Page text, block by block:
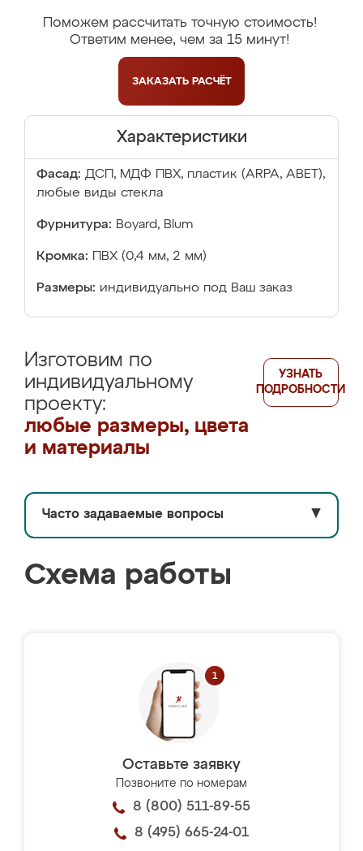
Поможем рассчитать точную стоимость!
Ответим менее, чем за 15 минут!
ЗАКАЗАТЬ РАСЧЁТ
Характеристики
Фасад: ДСП, МДФ ПВХ, пластик (ARPA, ABET),
любые виды стекла
Фурнитура: Boyard, Blum
Кромка: ПВХ (0,4 мм, 2 мм)
Размеры: индивидуально под Ваш заказ
Изготовим по
индивидуальному
проекту:
любые размеры, цвета
и материалы
УЗНАТЬ
ПОДРОБНОСТИ
Часто задаваемые вопросы ▼
Схема работы
Оставьте заявку
Позвоните по номерам
8 (800) 511-89-55
8 (495) 665-24-01